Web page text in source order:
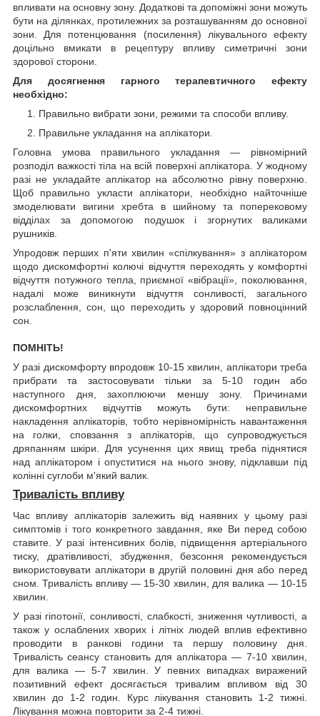
впливати на основну зону. Додаткові та допоміжні зони можуть
бути на ділянках, протилежних за розташуванням до основної
зони. Для потенцювання (посилення) лікувального ефекту
доцільно вмикати в рецептуру впливу симетричні зони
здорової сторони.
Для досягнення гарного терапевтичного ефекту
необхідно:
Правильно вибрати зони, режими та способи впливу.
Правильне укладання на аплікатори.
Головна умова правильного укладання — рівномірний
розподіл важкості тіла на всій поверхні аплікатора. У жодному
разі не укладайте аплікатор на абсолютно рівну поверхню.
Щоб правильно укласти аплікатори, необхідно найточніше
змоделювати вигини хребта в шийному та поперековому
відділах за допомогою подушок і згорнутих валиками
рушників.
Упродовж перших п'яти хвилин «спілкування» з аплікатором
щодо дискомфортні колючі відчуття переходять у комфортні
відчуття потужного тепла, приємної «вібрації», поколювання,
надалі може виникнути відчуття сонливості, загального
розслаблення, сон, що переходить у здоровий повноцінний
сон.
ПОМНІТЬ!
У разі дискомфорту впродовж 10-15 хвилин, аплікатори треба
прибрати та застосовувати тільки за 5-10 годин або
наступного дня, захоплюючи меншу зону. Причинами
дискомфортних відчуттів можуть бути: неправильне
накладення аплікаторів, тобто нерівномірність навантаження
на голки, сповзання з аплікаторів, що супроводжується
дряпанням шкіри. Для усунення цих явищ треба піднятися
над аплікатором і опуститися на нього знову, підклавши під
колінні суглоби м'який валик.
Тривалість впливу
Час впливу аплікаторів залежить від наявних у цьому разі
симптомів і того конкретного завдання, яке Ви перед собою
ставите. У разі інтенсивних болів, підвищення артеріального
тиску, дратівливості, збудження, безсоння рекомендується
використовувати аплікатори в другій половині дня або перед
сном. Тривалість впливу — 15-30 хвилин, для валика — 10-15
хвилин.
У разі гіпотонії, сонливості, слабкості, зниження чутливості, а
також у ослаблених хворих і літніх людей вплив ефективно
проводити в ранкові години та першу половину дня.
Тривалість сеансу становить для аплікатора — 7-10 хвилин,
для валика — 5-7 хвилин. У певних випадках виражений
позитивний ефект досягається тривалим впливом від 30
хвилин до 1-2 годин. Курс лікування становить 1-2 тижні.
Лікування можна повторити за 2-4 тижні.